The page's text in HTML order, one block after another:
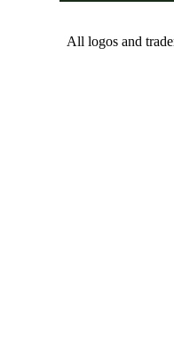
All logos and